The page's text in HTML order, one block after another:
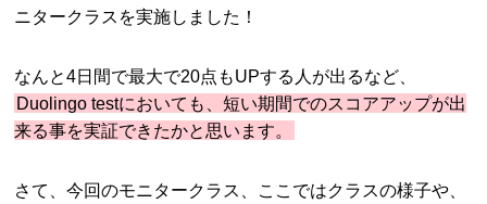
ニタークラスを実施しました！
なんと4日間で最大で20点もUPする人が出るなど、
Duolingo testにおいても、短い期間でのスコアアップが出
来る事を実証できたかと思います。
さて、今回のモニタークラス、ここではクラスの様子や、